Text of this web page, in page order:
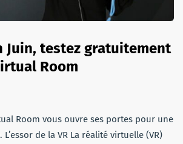
Juin, testez gratuitement
Room
Room vous ouvre ses portes pour une
de la VR La réalité virtuelle (VR)